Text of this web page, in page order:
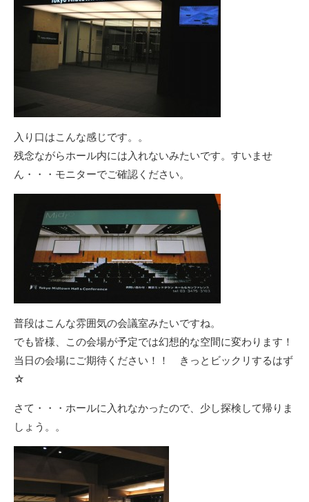
入り口はこんな感じです。。
残念ながらホール内には入れないみたいです。すいませ
ん・・・モニターでご確認ください。
普段はこんな雰囲気の会議室みたいですね。
でも皆様、この会場が予定では幻想的な空間に変わります！
当日の会場にご期待ください！！ きっとビックリするはず
☆
さて・・・ホールに入れなかったので、少し探検して帰りま
しょう。。